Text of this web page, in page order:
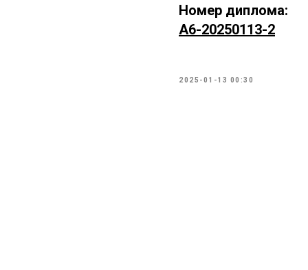
Номер диплома:
А6-20250113-2
2025-01-13 00:30